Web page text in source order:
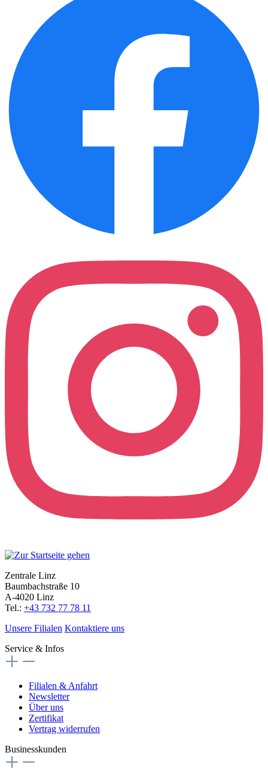
Zentrale Linz
Baumbachstraße 10
A-4020 Linz
Tel.: +43 732 77 78 11
Unsere Filialen Kontaktiere uns
Service & Infos
Filialen & Anfahrt
Newsletter
Über uns
Zertifikat
Vertrag widerrufen
Businesskunden